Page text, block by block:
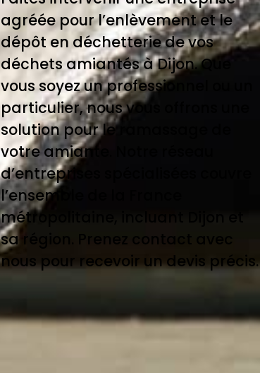
agréée pour l’enlèvement et le
dépôt en déchetterie de vos
déchets amiantés à Dijon. Que
vous soyez un professionnel ou un
particulier, nous vous offrons une
solution pour le ramassage de
votre amiante. Notre réseau
d’entreprises spécialisées couvre
l’ensemble de la France
métropolitaine, incluant Dijon et
sa région. Prenez contact avec
nous pour recevoir un devis précis.